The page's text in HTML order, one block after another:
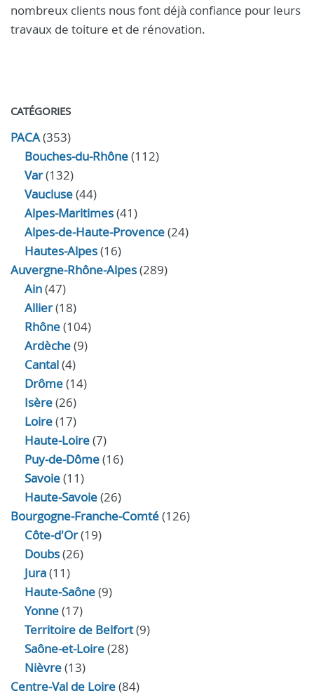
nombreux clients nous font déjà confiance pour leurs
travaux de toiture et de rénovation.
CATÉGORIES
PACA(353)
Bouches-du-Rhône(112)
Var(132)
Vaucluse(44)
Alpes-Maritimes(41)
Alpes-de-Haute-Provence(24)
Hautes-Alpes(16)
Auvergne-Rhône-Alpes(289)
Ain(47)
Allier(18)
Rhône(104)
Ardèche(9)
Cantal(4)
Drôme(14)
Isère(26)
Loire(17)
Haute-Loire(7)
Puy-de-Dôme(16)
Savoie(11)
Haute-Savoie(26)
Bourgogne-Franche-Comté(126)
Côte-d'Or(19)
Doubs(26)
Jura(11)
Haute‑Saône(9)
Yonne(17)
Territoire de Belfort(9)
Saône-et-Loire(28)
Nièvre(13)
Centre-Val de Loire(84)